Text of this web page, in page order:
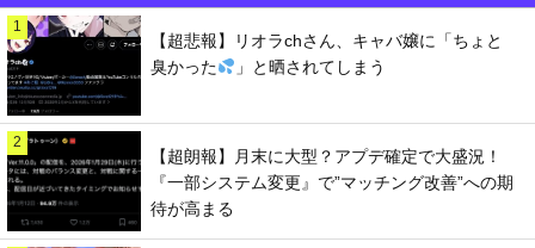
1
【超悲報】リオラchさん、キャバ嬢に「ちょと
臭かった
」と晒されてしまう
2
【超朗報】月末に大型？アプデ確定で大盛況！
『一部システム変更』で”マッチング改善”への期
待が高まる